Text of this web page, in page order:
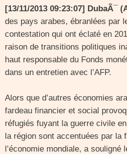
[13/11/2013 09:23:07] DubaÃ¯
des pays arabes, ébranlées par
contestation qui ont éclaté en
raison de transitions politiques
haut responsable du Fonds
dans un entretien avec l’AFP.
Alors que d’autres économies
fardeau financier et social
réfugiés fuyant la guerre civile
la région sont accentuées par la
l’économie mondiale, a souligné